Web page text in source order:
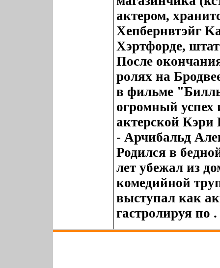
актером,
Хепбернвтэйг
Хэртфорде,
После
ролях на
в фильме
огромный успех
актерской
- Арчибальд
Родился в
лет убежал из
комедийной
выступал как
гастролируя по .